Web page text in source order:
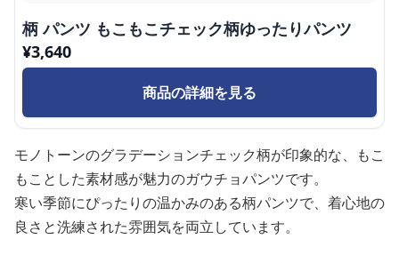
柄 パンツ もこもこチェック柄ゆったりパンツ
¥3,640
商品の詳細を見る
モノトーンのグラデーションチェック柄が印象的な、もこ
もことした素材感が魅力のガウチョパンツです。
寒い季節にぴったりの温かみのある柄パンツで、着心地の
良さと洗練された雰囲気を両立しています。